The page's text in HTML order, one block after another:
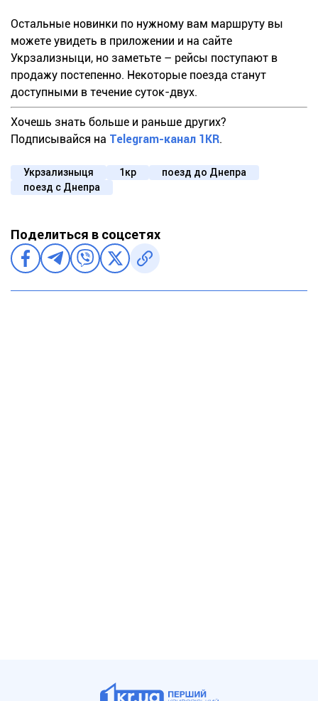
Остальные новинки по нужному вам маршруту вы
можете увидеть в приложении и на сайте
Укрзализныци, но заметьте – рейсы поступают в
продажу постепенно. Некоторые поезда станут
доступными в течение суток-двух.
Хочешь знать больше и раньше других?
Подписывайся на Telegram-канал 1KR.
Укрзализныця 1кр
поезд до Днепра
поезд с Днепра
Поделиться в соцсетях